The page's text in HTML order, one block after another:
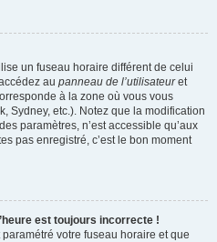
un fuseau horaire différent de celui
au panneau de l’utilisateuret
à la zone où vous vous
Sydney, etc.). Notez que la modification
paramètres, n’est accessible qu’aux
pas enregistré, c’est le bon moment
est toujours incorrecte !
votre fuseau horaire et que